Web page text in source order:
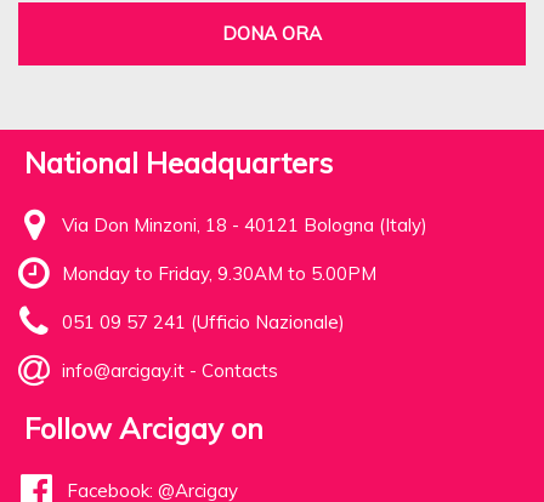
DONA ORA
National Headquarters
Via Don Minzoni, 18 - 40121 Bologna (Italy)
Monday to Friday, 9.30AM to 5.00PM
051 09 57 241 (Ufficio Nazionale)
info@arcigay.it - Contacts
Follow Arcigay on
Facebook: @Arcigay